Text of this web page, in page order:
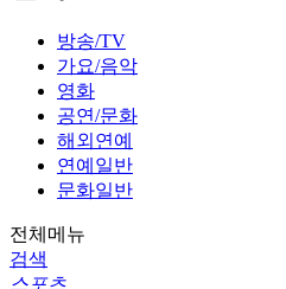
방송/TV
가요/음악
영화
공연/문화
해외연예
연예일반
문화일반
전체메뉴
검색
스포츠